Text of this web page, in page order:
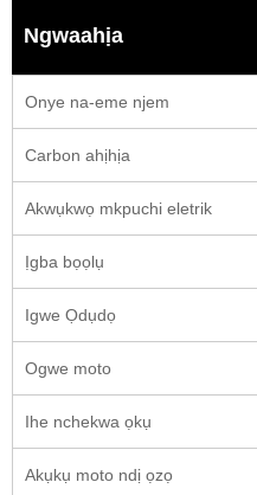
Ngwaahịa
Onye na-eme njem
Carbon ahịhịa
Akwụkwọ mkpuchi eletrik
Ịgba bọọlụ
Igwe Ọdụdọ
Ogwe moto
Ihe nchekwa ọkụ
Akụkụ moto ndị ọzọ